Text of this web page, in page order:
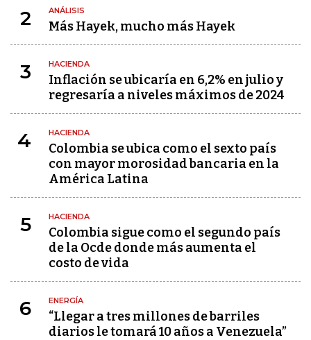
2 ANÁLISIS
Más Hayek, mucho más Hayek
3 HACIENDA
Inflación se ubicaría en 6,2% en julio y
regresaría a niveles máximos de 2024
4 HACIENDA
Colombia se ubica como el sexto país
con mayor morosidad bancaria en la
América Latina
5 HACIENDA
Colombia sigue como el segundo país
de la Ocde donde más aumenta el
costo de vida
6 ENERGÍA
“Llegar a tres millones de barriles
diarios le tomará 10 años a Venezuela”